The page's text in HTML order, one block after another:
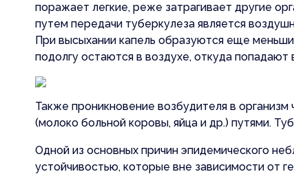
поражает легкие, реже затрагивает другие
путем передачи туберкулеза является
При высыхании капель образуются еще
подолгу остаются в воздухе, откуда попадают
Также проникновение возбудителя в
(молоко больной коровы, яйца и др.) путями.
Одной из основных причин эпидемического
устойчивостью, которые вне зависимости от